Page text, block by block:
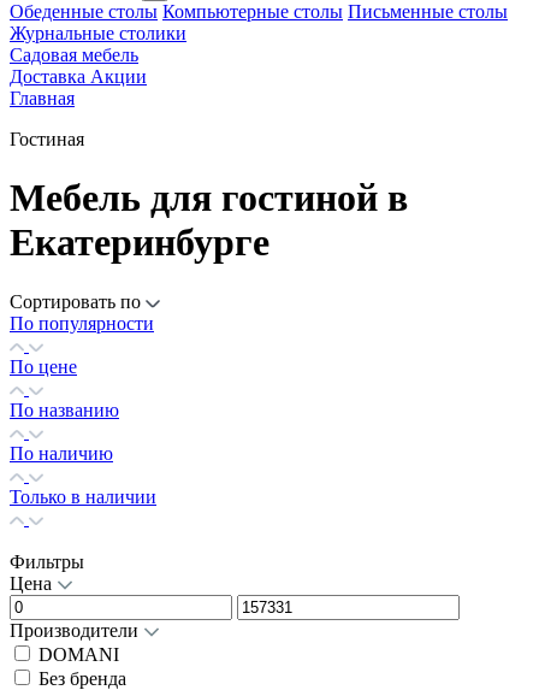
Обеденные столы Компьютерные столы Письменные столы
Журнальные столики
Садовая мебель
Доставка Акции
Главная
Гостиная
Мебель для гостиной в
Екатеринбурге
Сортировать по
По популярности
По цене
По названию
По наличию
Только в наличии
Фильтры
Цена
Производители
DOMANI
Без бренда